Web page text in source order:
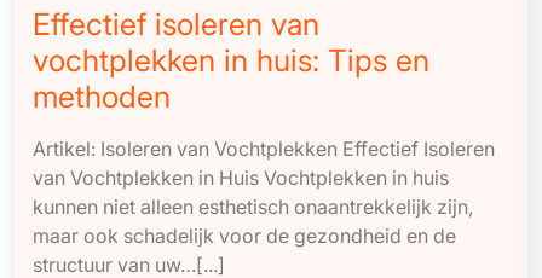
Effectief isoleren van
vochtplekken in huis: Tips en
methoden
Artikel: Isoleren van Vochtplekken Effectief Isoleren
van Vochtplekken in Huis Vochtplekken in huis
kunnen niet alleen esthetisch onaantrekkelijk zijn,
maar ook schadelijk voor de gezondheid en de
structuur van uw…[...]